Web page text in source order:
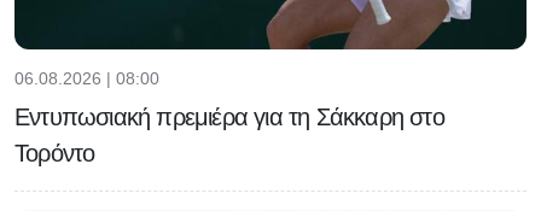
06.08.2026 | 08:00
Εντυπωσιακή πρεμιέρα για τη Σάκκαρη στο
Τορόντο